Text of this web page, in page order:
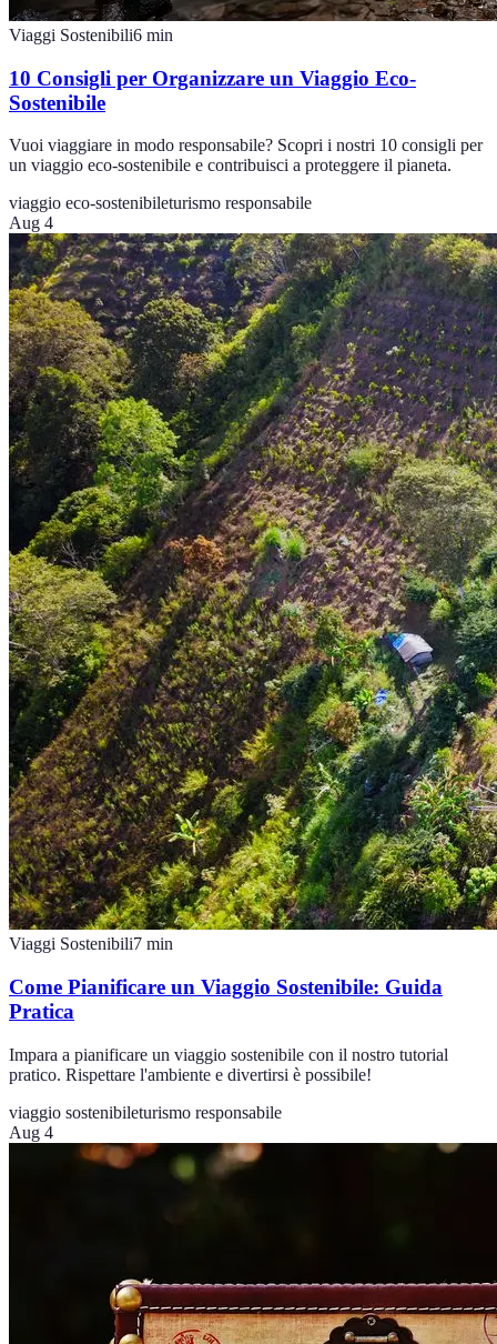
Viaggi Sostenibili6 min
10 Consigli per Organizzare un Viaggio Eco-
Sostenibile
Vuoi viaggiare in modo responsabile? Scopri i nostri 10 consigli per
un viaggio eco-sostenibile e contribuisci a proteggere il pianeta.
viaggio eco-sostenibileturismo responsabile
Aug 4
Viaggi Sostenibili7 min
Come Pianificare un Viaggio Sostenibile: Guida
Pratica
Impara a pianificare un viaggio sostenibile con il nostro tutorial
pratico. Rispettare l'ambiente e divertirsi è possibile!
viaggio sostenibileturismo responsabile
Aug 4